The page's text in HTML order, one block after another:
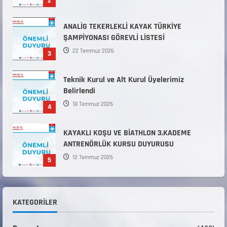
3
ANALİG TEKERLEKLİ KAYAK TÜRKİYE
ŞAMPİYONASI GÖREVLİ LİSTESİ
22 Temmuz 2026
4
Teknik Kurul ve Alt Kurul Üyelerimiz
Belirlendi
18 Temmuz 2026
5
KAYAKLI KOŞU VE BİATHLON 3.KADEME
ANTRENÖRLÜK KURSU DUYURUSU
12 Temmuz 2026
1
Temini Başvuruları Başlamıştır.
KATEGORILER